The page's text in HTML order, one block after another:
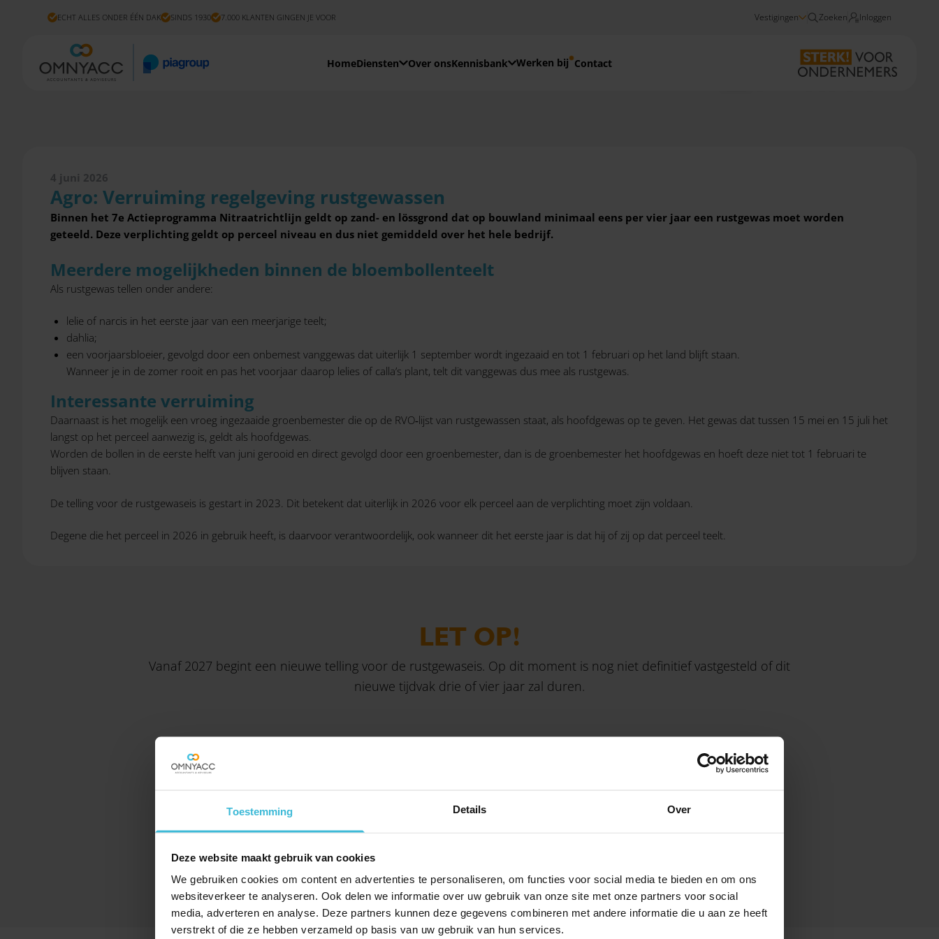
Toestemming Details Over
Deze website maakt gebruik van cookies
We gebruiken cookies om content en advertenties te personaliseren, om functies voor social media te bieden en om ons
websiteverkeer te analyseren. Ook delen we informatie over uw gebruik van onze site met onze partners voor social
media, adverteren en analyse. Deze partners kunnen deze gegevens combineren met andere informatie die u aan ze heeft
verstrekt of die ze hebben verzameld op basis van uw gebruik van hun services.
ECHT ALLES ONDER ÉÉN DAK SINDS 1930 7.000 KLANTEN GINGEN JE VOOR Vestigingen Zoeken Inloggen
HomeDiensten Over onsKennisbank Werken bij Contact
Agro: Verruiming regelgeving rustgewassen
4 juni 2026
Agro: Verruiming regelgeving rustgewassen
Binnen het 7e Actieprogramma Nitraatrichtlijn geldt op zand- en lössgrond dat op bouwland minimaal eens per vier jaar een rustgewas moet worden
geteeld. Deze verplichting geldt op perceel niveau en dus niet gemiddeld over het hele bedrijf.
Meerdere mogelijkheden binnen de bloembollenteelt
Als rustgewas tellen onder andere:
lelie of narcis in het eerste jaar van een meerjarige teelt;
dahlia;
een voorjaarsbloeier, gevolgd door een onbemest vanggewas dat uiterlijk 1 september wordt ingezaaid en tot 1 februari op het land blijft staan.
Wanneer je in de zomer rooit en pas het voorjaar daarop lelies of calla’s plant, telt dit vanggewas dus mee als rustgewas.
Interessante verruiming
Daarnaast is het mogelijk een vroeg ingezaaide groenbemester die op de RVO‑lijst van rustgewassen staat, als hoofdgewas op te geven. Het gewas dat tussen 15 mei en 15 juli het
langst op het perceel aanwezig is, geldt als hoofdgewas.
Worden de bollen in de eerste helft van juni gerooid en direct gevolgd door een groenbemester, dan is de groenbemester het hoofdgewas en hoeft deze niet tot 1 februari te
blijven staan.
De telling voor de rustgewaseis is gestart in 2023. Dit betekent dat uiterlijk in 2026 voor elk perceel aan de verplichting moet zijn voldaan.
Degene die het perceel in 2026 in gebruik heeft, is daarvoor verantwoordelijk, ook wanneer dit het eerste jaar is dat hij of zij op dat perceel teelt.
LET OP!
Vanaf 2027 begint een nieuwe telling voor de rustgewaseis. Op dit moment is nog niet definitief vastgesteld of dit
nieuwe tijdvak drie of vier jaar zal duren.